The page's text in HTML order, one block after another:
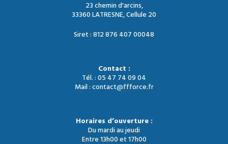
23 chemin d'arcins,
33360 LATRESNE, Cellule 20
Siret : 812 876 407 00048
Contact :
Tél. : 05 47 74 09 04
Mail : contact@ffforce.fr
Horaires d’ouverture :
Du mardi au jeudi
Entre 13h00 et 17h00